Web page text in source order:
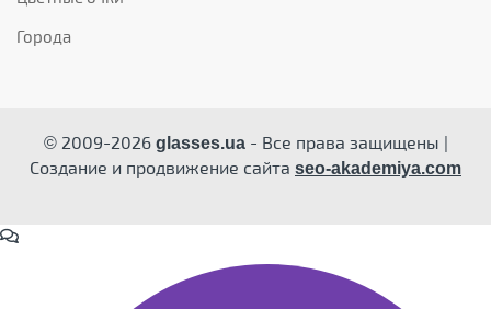
Города
© 2009-2026glasses.ua - Все права защищены |
Создание и продвижение сайта seo-akademiya.com